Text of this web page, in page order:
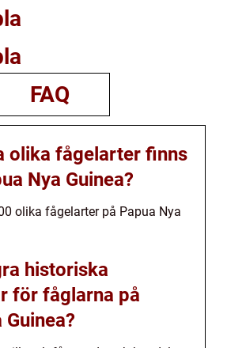
FAQ
olika fågelarter finns
Nya Guinea?
olika fågelarter på Papua Nya
historiska
för fåglarna på
Guinea?